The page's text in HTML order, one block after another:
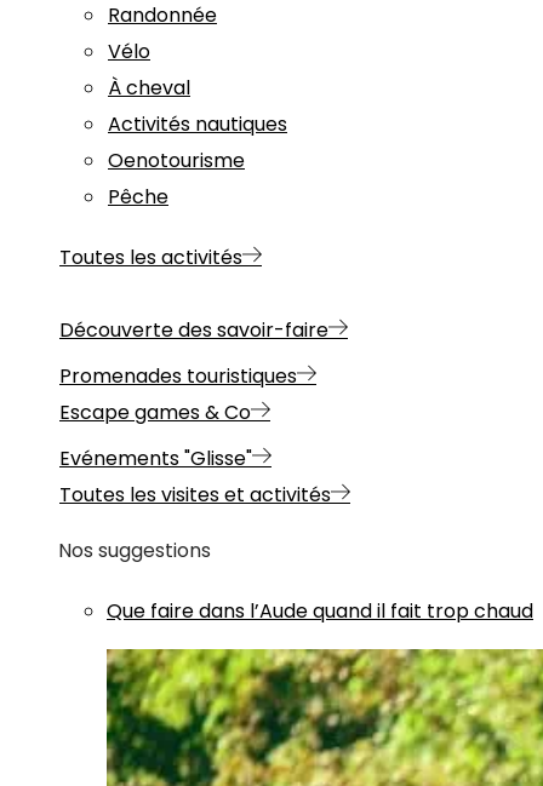
Randonnée
Vélo
À cheval
Activités nautiques
Oenotourisme
Pêche
Toutes les activités
Découverte des savoir-faire
Promenades touristiques
Escape games & Co
Evénements "Glisse"
Toutes les visites et activités
Nos suggestions
Que faire dans l’Aude quand il fait trop chaud